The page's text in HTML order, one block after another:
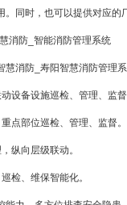
。同时，也可以提供对应的
慧消防_寿阳智慧消防管理
设备设施巡检、管理、监督
点部位巡检、管理、监督。
纵向层级联动。
检、维保智能化。